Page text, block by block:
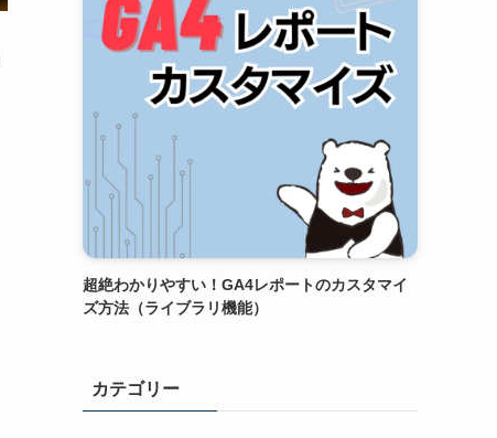
超絶わかりやすい！GA4レポートのカスタマイ
ズ方法（ライブラリ機能）
カテゴリー